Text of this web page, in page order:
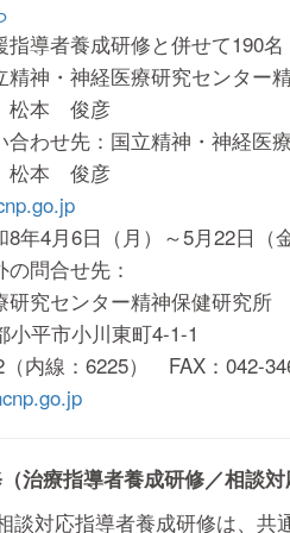
導者養成研修と併せて190名
精神・神経医療研究センター
松本 俊彦
合わせ先：国立精神・神経医
松本 俊彦
年4月6日（月）～5月22日（金
問合せ先：
研究センター精神保健研
平市小川東町4-1-1
（内線：6225） FAX：042-
治療指導者養成研修／相談対
談対応指導者養成研修は、共